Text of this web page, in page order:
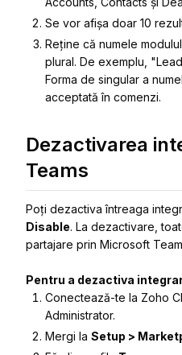
Se vor afișa doar 10
Reține că numele
plural. De exemplu,
Forma de singular a
acceptată în comenzi.
Dezactivarea
Teams
Poți dezactiva întreaga
Disable. La dezactivare,
partajare prin Microsoft
Pentru a dezactiva
Conectează-te la Zoho
Administrator.
Mergi la Setup >